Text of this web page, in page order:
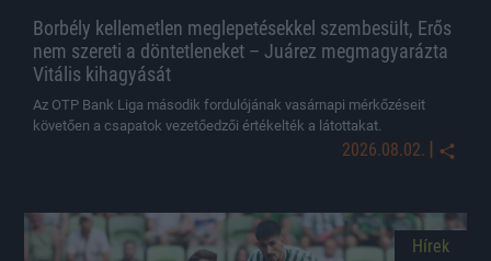
Borbély kellemetlen meglepetésekkel szembesült, Erős
nem szereti a döntetleneket – Juárez megmagyarázta
Vitális kihagyását
Az OTP Bank Liga második fordulójának vasárnapi mérkőzéseit
követően a csapatok vezetőedzői értékelték a látottakat.
2026.08.02. |
Hírek